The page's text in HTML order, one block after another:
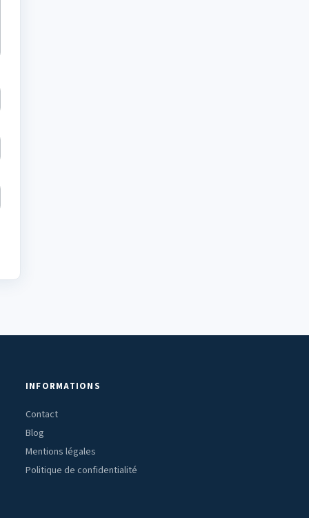
INFORMATIONS
Contact
Blog
Mentions légales
Politique de confidentialité